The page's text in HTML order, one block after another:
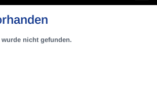
nicht gefunden.